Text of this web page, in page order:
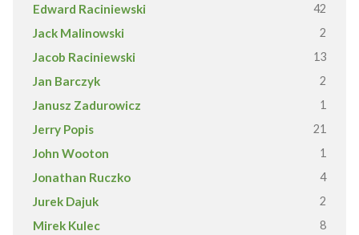
Edward Raciniewski 42
Jack Malinowski 2
Jacob Raciniewski 13
Jan Barczyk 2
Janusz Zadurowicz 1
Jerry Popis 21
John Wooton 1
Jonathan Ruczko 4
Jurek Dajuk 2
Mirek Kulec 8